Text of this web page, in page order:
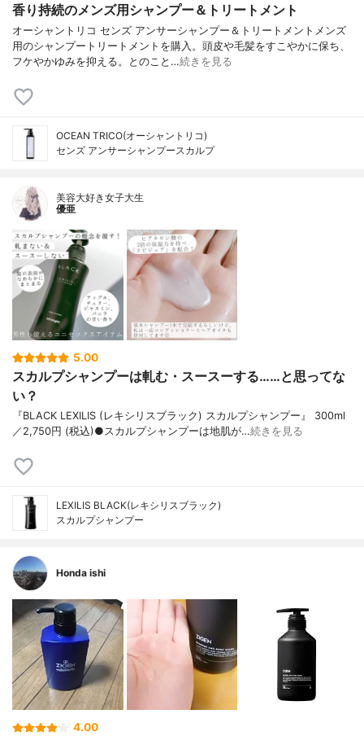
香り持続のメンズ用シャンプー＆トリートメント
オーシャントリコ センズ アンサーシャンプー＆トリートメントメンズ
用のシャンプートリートメントを購入。頭皮や毛髪をすこやかに保ち、
フケやかゆみを抑える。とのこと…続きを見る
OCEAN TRICO(オーシャントリコ)
センズ アンサーシャンプースカルプ
美容大好き女子大生
優亜
5.00
スカルプシャンプーは軋む・スースーする……と思ってな
い？
『BLACK LEXILIS (レキシリスブラック) スカルプシャンプー』 300ml
／2,750円 (税込)●スカルプシャンプーは地肌が…続きを見る
LEXILIS BLACK(レキシリスブラック)
スカルプシャンプー
Honda ishi
4.00